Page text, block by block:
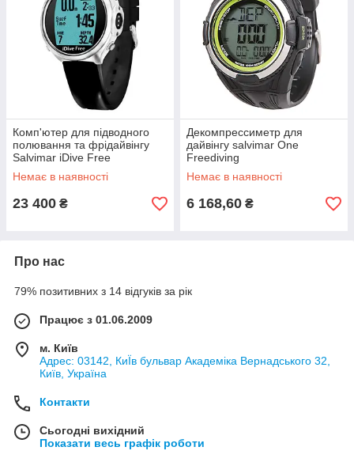
Комп'ютер для підводного
полювання та фрідайвінгу
Salvimar iDive Free
Avantgarde (Salvimar Ratio)
Немає в наявності
23 400 ₴
Декомпрессиметр для
дайвінгу salvimar One
Freediving
Немає в наявності
6 168,60 ₴
Про нас
79% позитивних з 14 відгуків за рік
Працює з 01.06.2009
м. Київ
Адрес: 03142, КиЇв бульвар Академіка Вернадського 32,
Київ, Україна
Контакти
Сьогодні вихідний
Показати весь графік роботи